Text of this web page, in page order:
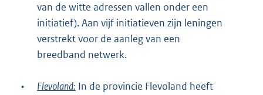
van de witte adressen vallen onder een
initiatief). Aan vijf initiatieven zijn leningen
verstrekt voor de aanleg van een
breedband netwerk.
• Flevoland: In de provincie Flevoland heeft